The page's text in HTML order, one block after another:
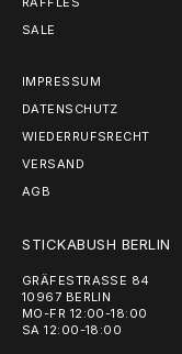
SALE
IMPRESSUM
DATENSCHUTZ
WIEDERRUFSRECHT
VERSAND
AGB
STICKABUSH BERLIN
GRÄFESTRASSE 84
10967 BERLIN
MO-FR 12:00-18:00
SA 12:00-18:00